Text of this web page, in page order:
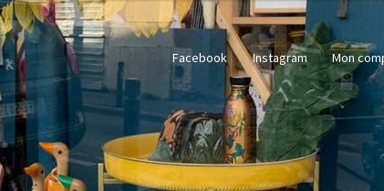
Facebook Instagram Mon